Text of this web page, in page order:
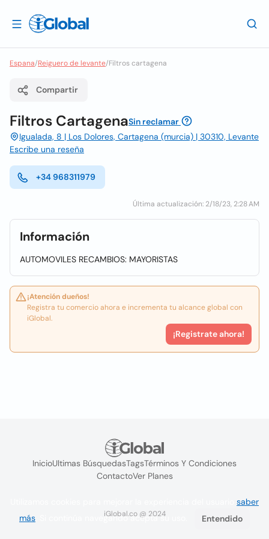
Espana/Reiguero de levante/Filtros cartagena
Compartir
Filtros CartagenaSin reclamar
Igualada, 8 | Los Dolores, Cartagena (murcia) | 30310, Levante
Escribe una reseña
+34 968311979
Última actualización: 2/18/23, 2:28 AM
Información
AUTOMOVILES RECAMBIOS: MAYORISTAS
¡Atención dueños!
Registra tu comercio ahora e incrementa tu alcance global con
iGlobal.
¡Registrate ahora!
InicioUltimas BúsquedasTagsTérminos Y Condiciones
ContactoVer Planes
iGlobal.co @ 2024
saber
más . Si continúa navegando acepta su uso. Entendido